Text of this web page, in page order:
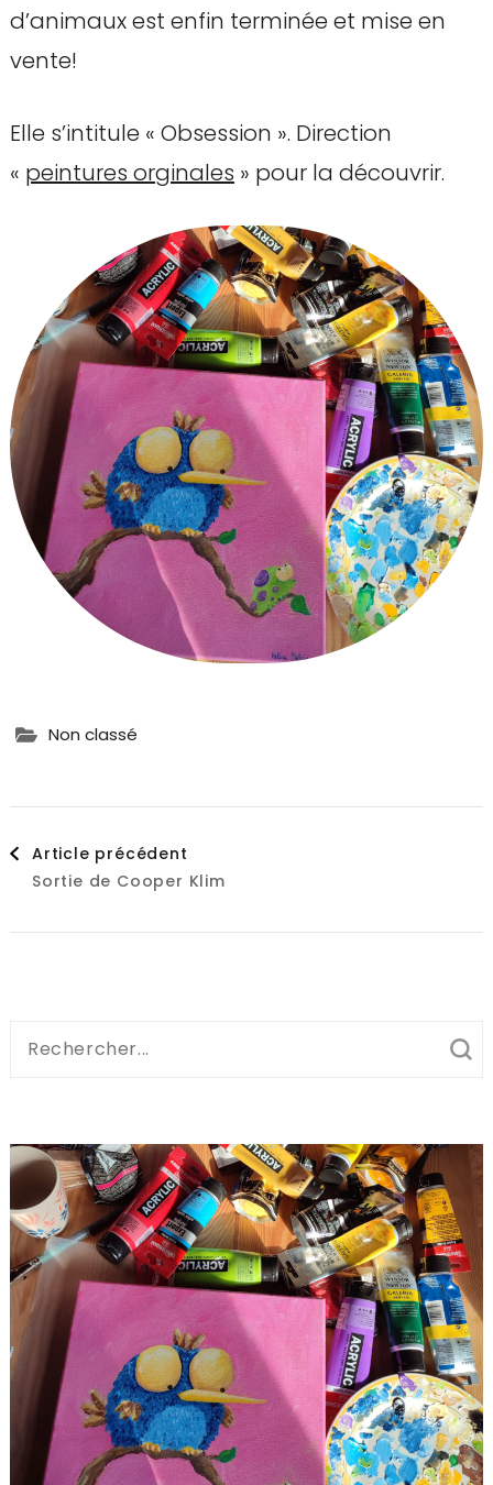
d’animaux est enfin terminée et mise en
vente!
Elle s’intitule « Obsession ». Direction
« peintures orginales » pour la découvrir.
Non classé
Navigation
d'article
Article précédent
Sortie de Cooper Klim
Recherche